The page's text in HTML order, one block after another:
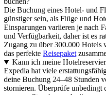
Die Buchung eines Hotel- und
günstiger sein, als Flüge und
Einsparungen variieren je nach
und Verfügbarkeit, daher ist es
Zugang zu über 300.000 Hotels
das perfekte Reisepaket
Kann ich meine
Expedia hat viele
deine Buchung 24–48 Stunden
stornieren. Überprüfe unbedingt